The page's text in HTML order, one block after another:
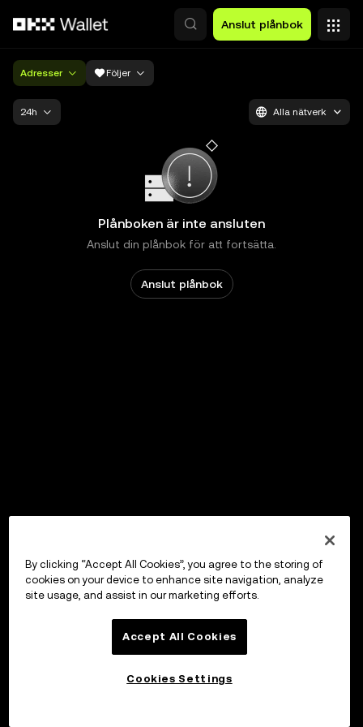
Anslut plånbok
Adresser Följer
24h Alla nätverk
Plånboken är inte ansluten
Anslut din plånbok för att fortsätta.
Anslut plånbok
By clicking “Accept All Cookies”, you agree to the storing of
cookies on your device to enhance site navigation, analyze
site usage, and assist in our marketing efforts.
Accept All Cookies
Cookies Settings